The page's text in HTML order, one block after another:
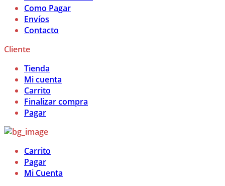
Como Pagar
Envíos
Contacto
Cliente
Tienda
Mi cuenta
Carrito
Finalizar compra
Pagar
Carrito
Pagar
Mi Cuenta